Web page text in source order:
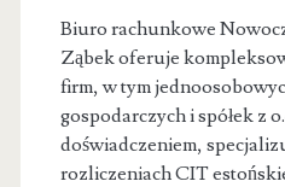
Biuro rachunkowe
Ząbek oferuje
firm, w tym
gospodarczych i spółek z
doświadczeniem,
rozliczeniach CIT